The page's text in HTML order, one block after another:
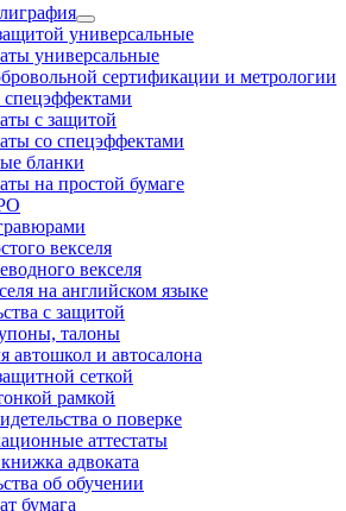
универсальные
универсальные
сертификации и метрологии
с защитой
со спецэффектами
бланки
на простой бумаге
векселя
векселя
на английском языке
с защитой
талоны
автошкол и автосалона
сеткой
рамкой
о поверке
аттестаты
адвоката
об обучении
бумага